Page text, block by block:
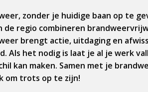
zonder je huidige baan op te
de regio combineren
brengt actie, uitdaging en
Als het nodig is laat je al je werk
kan maken. Samen met je
om trots op te zijn!